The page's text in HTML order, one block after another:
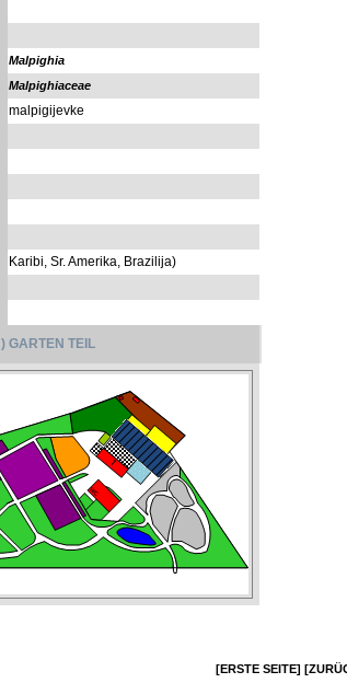
Malpighia
Malpighiaceae
malpigijevke
Karibi, Sr. Amerika, Brazilija)
) GARTEN TEIL
[ERSTE SEITE]